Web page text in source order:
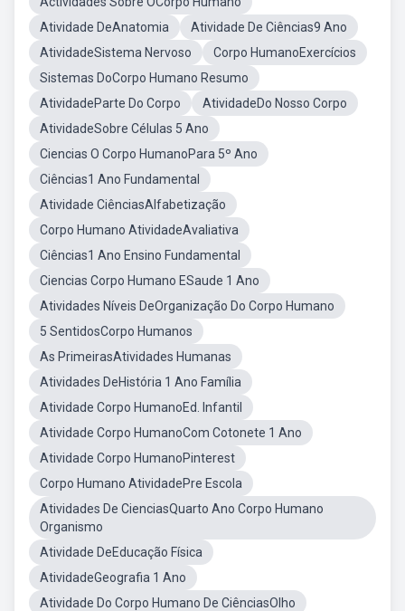
Atividade DeAnatomia
Atividade De Ciências9 Ano
AtividadeSistema Nervoso
Corpo HumanoExercícios
Sistemas DoCorpo Humano Resumo
AtividadeParte Do Corpo
AtividadeDo Nosso Corpo
AtividadeSobre Células 5 Ano
Ciencias O Corpo HumanoPara 5º Ano
Ciências1 Ano Fundamental
Atividade CiênciasAlfabetização
Corpo Humano AtividadeAvaliativa
Ciências1 Ano Ensino Fundamental
Ciencias Corpo Humano ESaude 1 Ano
Atividades Níveis DeOrganização Do Corpo Humano
5 SentidosCorpo Humanos
As PrimeirasAtividades Humanas
Atividades DeHistória 1 Ano Família
Atividade Corpo HumanoEd. Infantil
Atividade Corpo HumanoCom Cotonete 1 Ano
Atividade Corpo HumanoPinterest
Corpo Humano AtividadePre Escola
Atividades De CienciasQuarto Ano Corpo Humano
Organismo
Atividade DeEducação Física
AtividadeGeografia 1 Ano
Atividade Do Corpo Humano De CiênciasOlho